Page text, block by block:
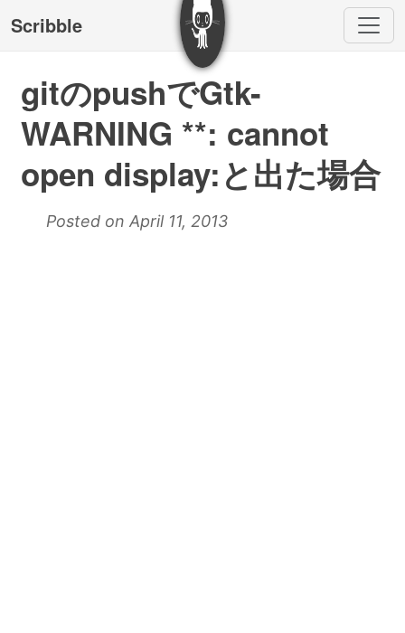
Scribble
gitのpushでGtk-
WARNING **: cannot
open display:と出た場合
Posted on April 11, 2013